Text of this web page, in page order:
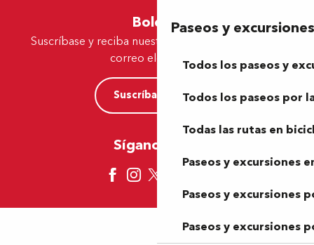
Paseos y excursiones
Todos los paseos y
Todos los paseos por
Todas las rutas en
Paseos y excursiones
Paseos y excursiones
Paseos y excursiones
Boletín
Suscríbase y reciba nuestras ofertas y noticias por
correo electrónico
Suscríbase ahora
Síganos aquí